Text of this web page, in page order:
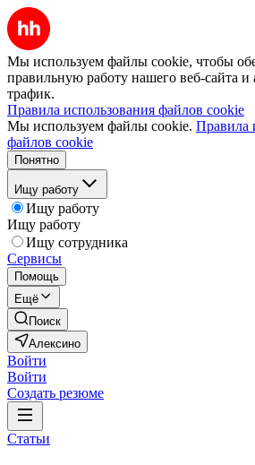
Мы используем файлы cookie, чтобы
правильную работу нашего веб-сайта и
трафик.
Правила использования файлов cookie
Мы используем файлы cookie. Правила
файлов cookie
Понятно
Ищу работу
Ищу работу
Ищу работу
Ищу сотрудника
Сервисы
Помощь
Ещё
Поиск
Алексино
Войти
Войти
Создать резюме
Статьи